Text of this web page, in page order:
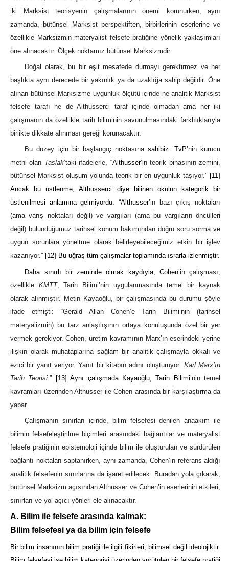
iki Marksist teorisyenin çalışmalarının önemi korunurken, aynı
zamanda, bütünsel Marksist perspektiften, birbirlerinin eserlerine ve
özellikle Marksizmin materyalist felsefe pratiğine yönelik yaklaşımları
öne alınacaktır. Ölçek noktamız bütünsel Marksizmdir.
Doğal olarak, bu bir eşit mesafede durmayı gerektirmez ve her
başlıkta aynı derecede bir yakınlık ya da uzaklığa sahip değildir. Öne
alınan bütünsel Marksizme uygunluk ölçütü içinde ne analitik Marksist
felsefe tarafı ne de Althusserci taraf içinde olmadan ama her iki
çalışmanın da özellikle tarih biliminin savunulmasındaki farklılıklarıyla
birlikte dikkate alınması gereği korunacaktır.
Bu düzey için bir başlangıç noktasına sahibiz: TvP’nin kurucu
metni olan Taslak’taki ifadelerle, “Althusser’in teorik binasının zemini,
bütünsel Marksist oluşum yolunda teorik bir en uygunluk taşıyor.” [11]
Ancak bu üstlenme, Althusserci diye bilinen okulun kategorik bir
üstlenilmesi anlamına gelmiyordu: “Althusser’in bazı çıkış noktaları
(ama varış noktaları değil) ve vargıları (ama bu vargıların öncülleri
değil) bulunduğumuz tarihsel konum bakımından doğru soru sorma ve
uygun sorunlara yöneltme olarak belirleyebileceğimiz etkin bir işlev
kazanıyor.” [12] Bu uğraş tüm çalışmalar toplamında ısrarla izlenmiştir.
Daha sınırlı bir zeminde olmak kaydıyla, Cohen’in çalışması,
özellikle KMTT, Tarih Bilimi’nin uygulanmasında temel bir kaynak
olarak alınmıştır. Metin Kayaoğlu, bir çalışmasında bu durumu şöyle
ifade etmişti: “Gerald Allan Cohen’e Tarih Bilimi’nin (tarihsel
materyalizmin) bu tarz anlaşılışının ortaya konuluşunda özel bir yer
vermek gerekiyor. Cohen, üretim kavramının Marx’ın eserindeki yerine
ilişkin olarak muhataplarına sağlam bir analitik çalışmayla okkalı ve
ezici bir yanıt veriyor. Yanıt bir kitabın adını oluşturuyor: Karl Marx’ın
Tarih Teorisi .” [13] Aynı çalışmada Kayaoğlu, Tarih Bilimi’nin temel
kavramları üzerinden Althusser ile Cohen arasında bir karşılaştırma da
yapar.
Çalışmanın sınırları içinde, bilim felsefesi denilen anaakım ile
bilimin felsefeleştirilme biçimleri arasındaki bağlantılar ve materyalist
felsefe pratiğinin epistemoloji içinde bilim ile oluşturulan ve sürdürülen
bağlantı noktaları saptanırken, aynı zamanda, Cohen’in referans aldığı
analitik felsefenin sınırlarına da işaret edilecek. Buradan yola çıkarak,
bütünsel Marksizm açısından Althusser ve Cohen’in eserlerinin etkileri,
sınırları ve yol açıcı yönleri ele alınacaktır.
A. Bilim ile felsefe arasında kalmak:
Bilim felsefesi ya da bilim için felsefe
Bir bilim insanının bilim pratiği ile ilgili fikirleri, bilimsel değil ideolojiktir.